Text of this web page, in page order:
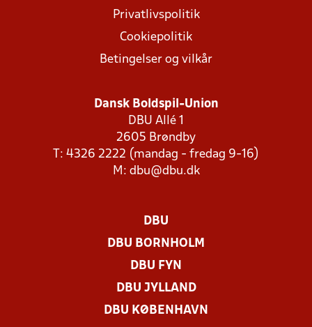
Privatlivspolitik
Cookiepolitik
Betingelser og vilkår
Dansk Boldspil-Union
DBU Allé 1
2605 Brøndby
T: 4326 2222 (mandag - fredag 9-16)
M: dbu@dbu.dk
DBU
DBU BORNHOLM
DBU FYN
DBU JYLLAND
DBU KØBENHAVN